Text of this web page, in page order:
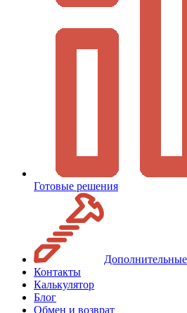
Готовые решения
Контакты
Калькулятор
Блог
Обмен и возврат